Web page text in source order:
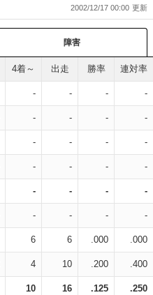
2002/12/17 00:00
障害
4着～ 出走 勝率 連対率
- - - -
- - - -
- - - -
- - - -
- - - -
- - - -
6 6 .000 .000
4 10 .200 .400
10 16 .125 .250